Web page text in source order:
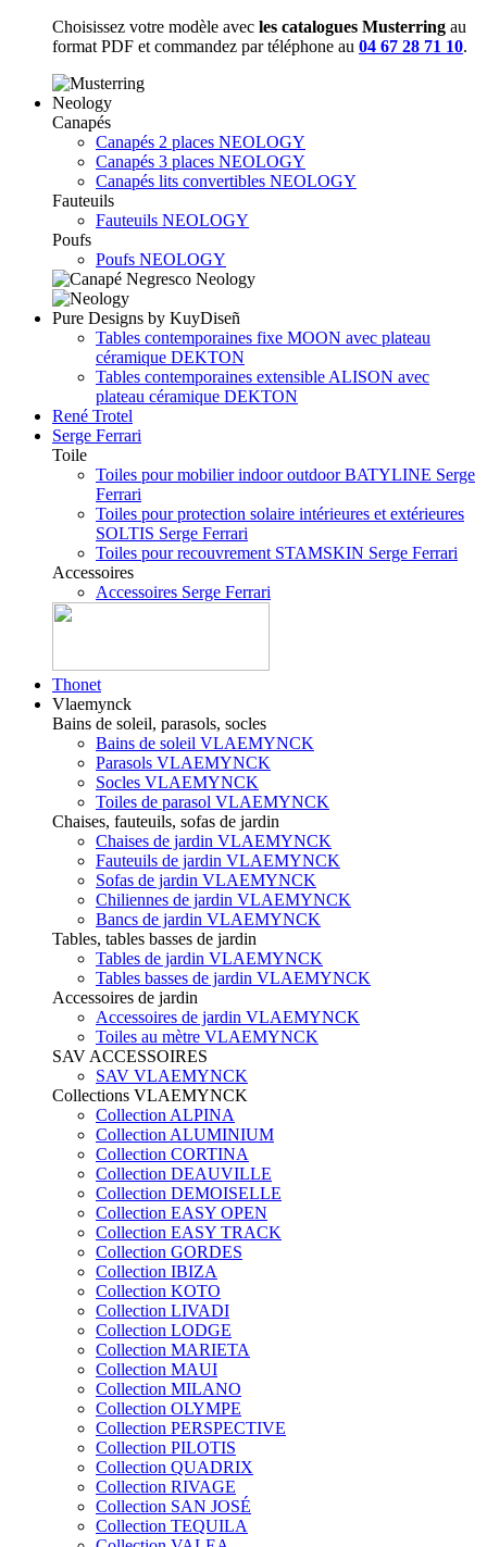
Choisissez votre modèle avec les catalogues Musterring au
format PDF et commandez par téléphone au 04 67 28 71 10.
Neology
Canapés
Canapés 2 places NEOLOGY
Canapés 3 places NEOLOGY
Canapés lits convertibles NEOLOGY
Fauteuils
Fauteuils NEOLOGY
Poufs
Poufs NEOLOGY
Pure Designs by KuyDiseñ
Tables contemporaines fixe MOON avec plateau
céramique DEKTON
Tables contemporaines extensible ALISON avec
plateau céramique DEKTON
René Trotel
Serge Ferrari
Toile
Toiles pour mobilier indoor outdoor BATYLINE Serge
Ferrari
Toiles pour protection solaire intérieures et extérieures
SOLTIS Serge Ferrari
Toiles pour recouvrement STAMSKIN Serge Ferrari
Accessoires
Accessoires Serge Ferrari
Thonet
Vlaemynck
Bains de soleil, parasols, socles
Bains de soleil VLAEMYNCK
Parasols VLAEMYNCK
Socles VLAEMYNCK
Toiles de parasol VLAEMYNCK
Chaises, fauteuils, sofas de jardin
Chaises de jardin VLAEMYNCK
Fauteuils de jardin VLAEMYNCK
Sofas de jardin VLAEMYNCK
Chiliennes de jardin VLAEMYNCK
Bancs de jardin VLAEMYNCK
Tables, tables basses de jardin
Tables de jardin VLAEMYNCK
Tables basses de jardin VLAEMYNCK
Accessoires de jardin
Accessoires de jardin VLAEMYNCK
Toiles au mètre VLAEMYNCK
SAV ACCESSOIRES
SAV VLAEMYNCK
Collections VLAEMYNCK
Collection ALPINA
Collection ALUMINIUM
Collection CORTINA
Collection DEAUVILLE
Collection DEMOISELLE
Collection EASY OPEN
Collection EASY TRACK
Collection GORDES
Collection IBIZA
Collection KOTO
Collection LIVADI
Collection LODGE
Collection MARIETA
Collection MAUI
Collection MILANO
Collection OLYMPE
Collection PERSPECTIVE
Collection PILOTIS
Collection QUADRIX
Collection RIVAGE
Collection SAN JOSÉ
Collection TEQUILA